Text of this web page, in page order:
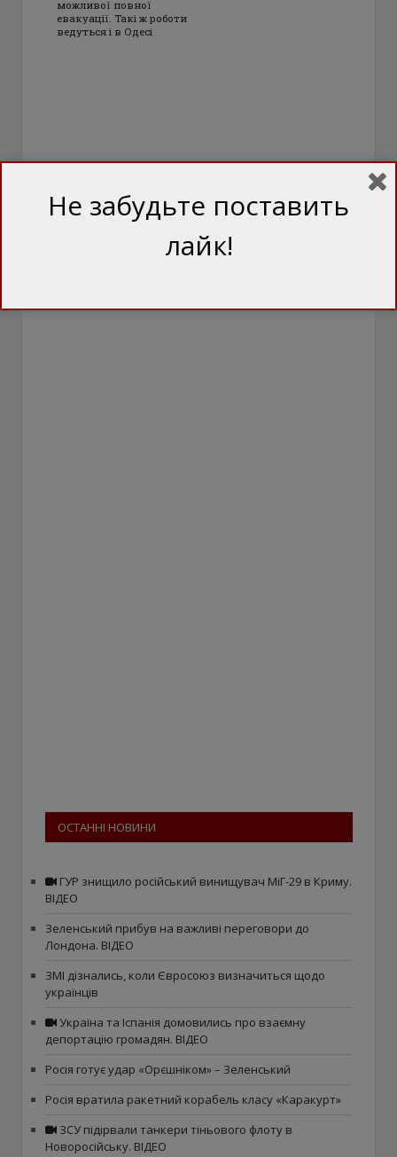
можливої повної
евакуації. Такі ж роботи
ведуться і в Одесі
ОСТАННІ НОВИНИ
ГУР знищило російський винищувач МіГ-29 в Криму.
ВІДЕО
Зеленський прибув на важливі переговори до
Лондона. ВІДЕО
ЗМІ дізнались, коли Євросоюз визначиться щодо
українців
Україна та Іспанія домовились про взаємну
депортацію громадян. ВІДЕО
Росія готує удар «Орєшніком» – Зеленський
Росія вратила ракетний корабель класу «Каракурт»
ЗСУ підірвали танкери тіньового флоту в
Новоросійську. ВІДЕО
Не забудьте поставить
лайк!